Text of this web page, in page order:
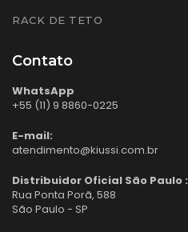
RACK DE TETO
Contato
WhatsApp
+55 (11) 9 8860-0225
E-mail:
atendimento@kiussi.com.br
Distribuidor Oficial São Paulo :
Rua Ponta Porã, 588
São Paulo - SP